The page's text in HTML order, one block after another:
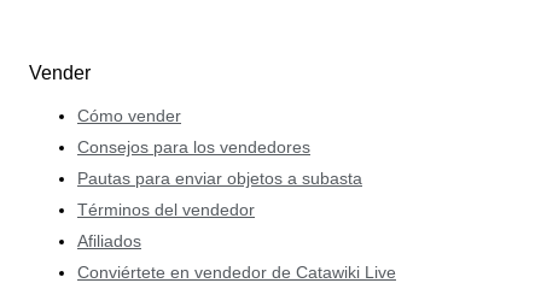
Vender
Cómo vender
Consejos para los vendedores
Pautas para enviar objetos a subasta
Términos del vendedor
Afiliados
Conviértete en vendedor de Catawiki Live